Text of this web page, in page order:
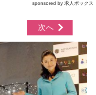
sponsored by 求人ボックス
次へ